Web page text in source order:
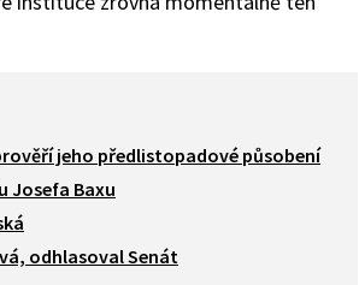
jeho předlistopadové působení
Josefa Baxu
odhlasoval Senát